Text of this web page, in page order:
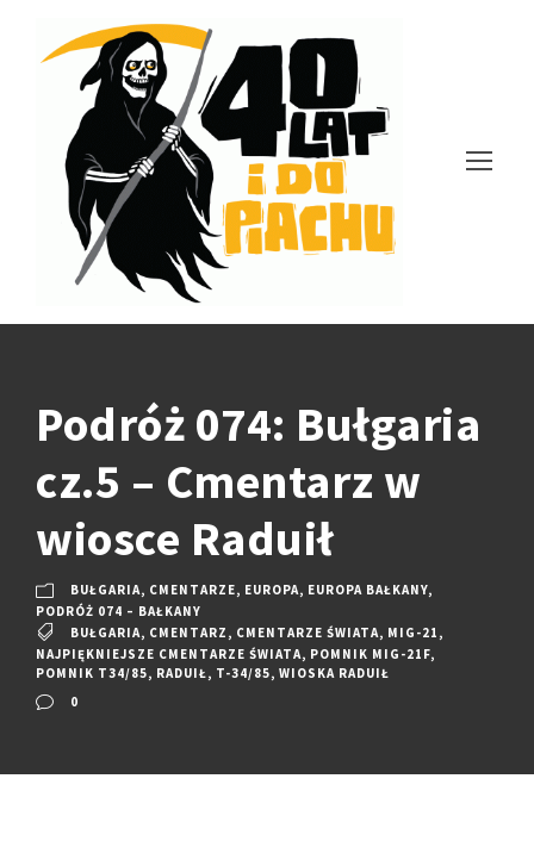
Podróż 074: Bułgaria
cz.5 – Cmentarz w
wiosce Raduił
BUŁGARIA, CMENTARZE, EUROPA, EUROPA BAŁKANY,
PODRÓŻ 074 – BAŁKANY
BUŁGARIA, CMENTARZ , CMENTARZE ŚWIATA, MIG-21 ,
NAJPIĘKNIEJSZE CMENTARZE ŚWIATA, POMNIK MIG-21F,
POMNIK T34/85, RADUIŁ, T-34/85, WIOSKA RADUIŁ
0